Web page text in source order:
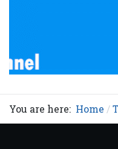
You are here: Home